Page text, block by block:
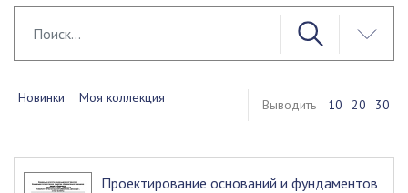
Новинки Моя коллекция Выводить 10 20 30
Проектирование оснований и фундаментов